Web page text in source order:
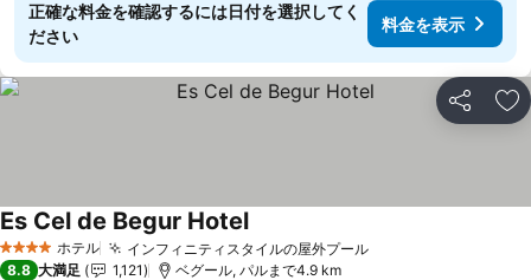
正確な料金を確認するには日付を選択してく
ださい
料金を表示
シェア お
4 ホテルのランク
ホテル インフィニティスタイルの屋外プール
Es Cel de Begur Hotel
8.8 大満足 1,121 ベグール, パルまで4.9 km